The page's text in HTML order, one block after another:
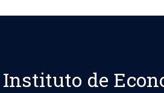
Instituto de